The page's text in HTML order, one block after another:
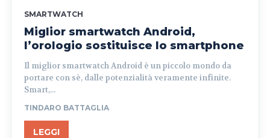
SMARTWATCH
Miglior smartwatch Android,
l’orologio sostituisce lo smartphone
Il miglior smartwatch Android è un piccolo mondo da
portare con sè, dalle potenzialità veramente infinite.
Smart,...
TINDARO BATTAGLIA
LEGGI